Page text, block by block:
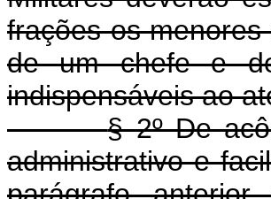
frações os
de um chefe e
indispensáveis ao
§ 2º De
administrativo e